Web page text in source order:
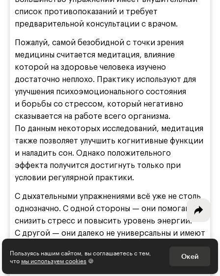
список противопоказаний и требует
предварительной консультации с врачом.
Пожалуй, самой безобидной с точки зрения
медицины считается медитация, влияние
которой на здоровье человека изучено
достаточно неплохо. Практику используют для
улучшения психоэмоционального состояния
и борьбы со стрессом, который негативно
сказывается на работе всего организма.
По данным некоторых исследований, медитация
также позволяет улучшить когнитивные функции
и наладить сон. Однако положительного
эффекта получится достигнуть только при
условии регулярной практики.
С дыхательными упражнениями всё уже не столь
однозначно. С одной стороны — они помогают
снизить стресс и повысить уровень энергии.
С другой — они далеко не универсальны и имеют
хронические болезни сердца и сосудов, в том
Пользуясь нашим сайтом, вы соглашаетесь с тем,
что мы используем cookies 🍪 Окей
Интересное - на почту!
Выберите тему рассылки
и получите 5 бесплатных курсов:
Дизайн
Программирование
Разработка игр
Психология, общество
Маркетинг